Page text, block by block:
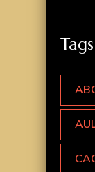
Tags